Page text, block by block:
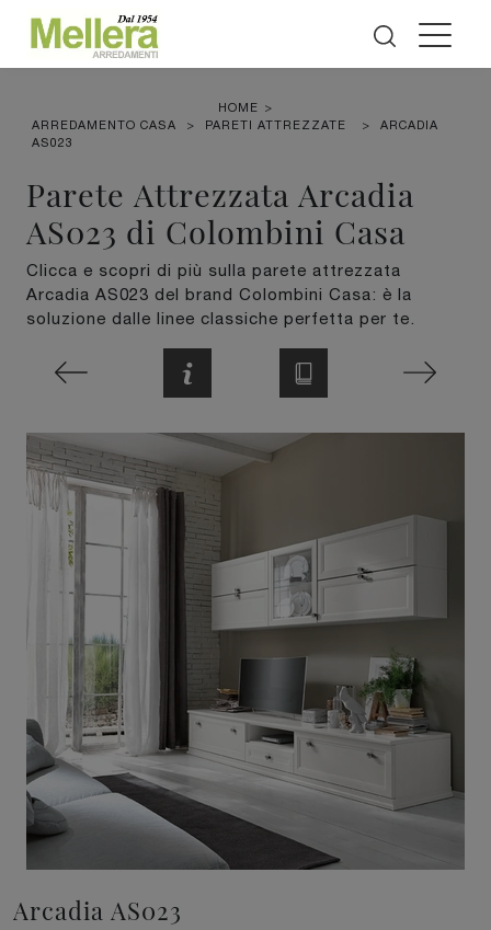
HOME >
ARREDAMENTO CASA
> PARETI ATTREZZATE >
ARCADIA
AS023
Parete Attrezzata Arcadia
AS023 di Colombini Casa
Clicca e scopri di più sulla parete attrezzata
Arcadia AS023 del brand Colombini Casa: è la
soluzione dalle linee classiche perfetta per te.
Arcadia AS023